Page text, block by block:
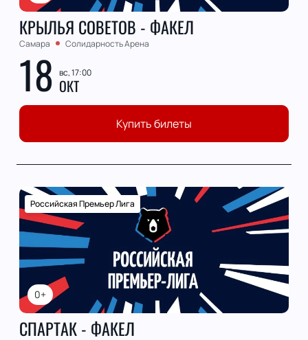
КРЫЛЬЯ СОВЕТОВ - ФАКЕЛ
Самара Солидарность Арена
18 вс, 17:00
ОКТ
Купить билеты
0+
Российская Премьер Лига
СПАРТАК - ФАКЕЛ